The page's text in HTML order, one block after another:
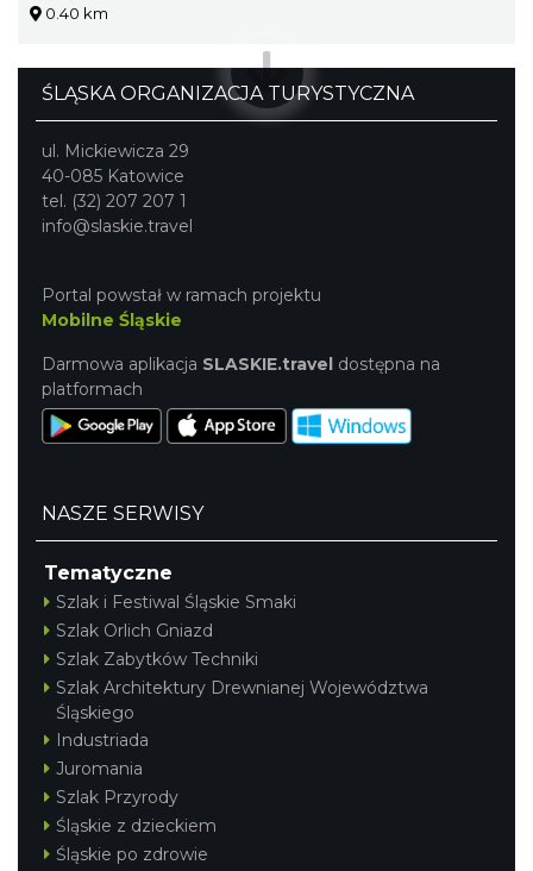
0.40 km
ŚLĄSKA ORGANIZACJA TURYSTYCZNA
ul. Mickiewicza 29
40-085 Katowice
tel. (32) 207 207 1
info@slaskie.travel
Portal powstał w ramach projektu
Mobilne Śląskie
Darmowa aplikacja SLASKIE.travel dostępna na
platformach
NASZE SERWISY
Tematyczne
Szlak i Festiwal Śląskie Smaki
Szlak Orlich Gniazd
Szlak Zabytków Techniki
Szlak Architektury Drewnianej Województwa
Śląskiego
Industriada
Juromania
Szlak Przyrody
Śląskie z dzieckiem
Śląskie po zdrowie